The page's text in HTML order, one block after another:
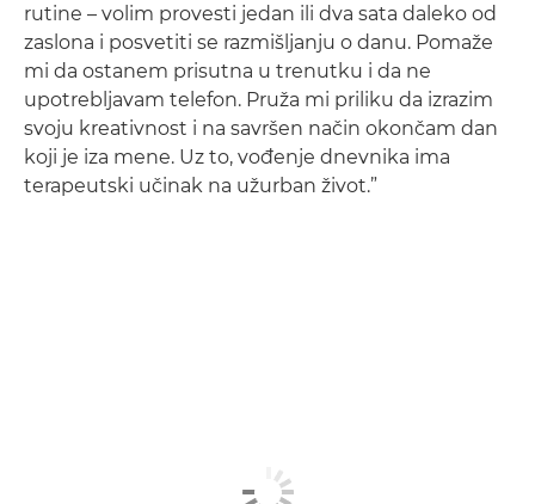
rutine – volim provesti jedan ili dva sata daleko od
zaslona i posvetiti se razmišljanju o danu. Pomaže
mi da ostanem prisutna u trenutku i da ne
upotrebljavam telefon. Pruža mi priliku da izrazim
svoju kreativnost i na savršen način okončam dan
koji je iza mene. Uz to, vođenje dnevnika ima
terapeutski učinak na užurban život.”